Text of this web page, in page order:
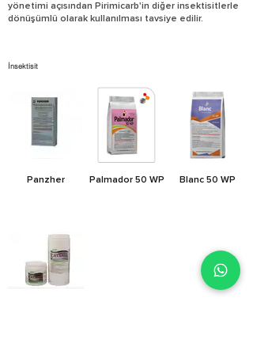
yönetimi açısından Pirimicarb'in diğer insektisitlerle
dönüşümlü olarak kullanılması tavsiye edilir.
İnsektisit
Panzher Palmador 50 WP Blanc 50 WP